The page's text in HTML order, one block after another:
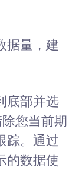
据量，建
底部并选
您当前期
踪。通过
的数据使